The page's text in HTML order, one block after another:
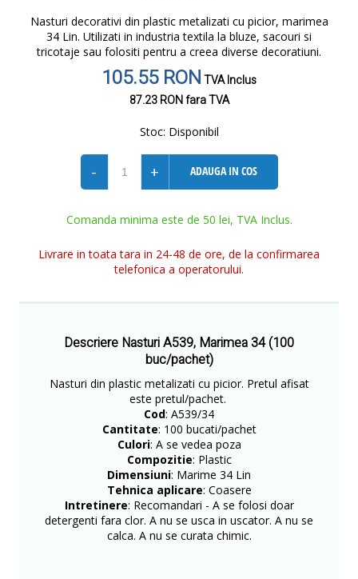
Nasturi decorativi din plastic metalizati cu picior, marimea
34 Lin. Utilizati in industria textila la bluze, sacouri si
tricotaje sau folositi pentru a creea diverse decoratiuni.
105.55 RONTVA Inclus
87.23 RONfara TVA
Stoc: Disponibil
- + ADAUGA IN COS
Comanda minima este de 50 lei, TVA Inclus.
Livrare in toata tara in 24-48 de ore, de la confirmarea
telefonica a operatorului.
Descriere Nasturi A539, Marimea 34 (100
buc/pachet)
Nasturi din plastic metalizati cu picior. Pretul afisat
este pretul/pachet.
Cod: A539/34
Cantitate: 100 bucati/pachet
Culori: A se vedea poza
Compozitie: Plastic
Dimensiuni: Marime 34 Lin
Tehnica aplicare: Coasere
Intretinere: Recomandari - A se folosi doar
detergenti fara clor. A nu se usca in uscator. A nu se
calca. A nu se curata chimic.